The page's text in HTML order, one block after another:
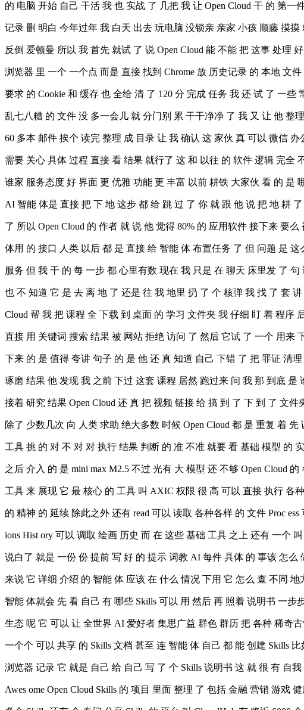
的 电脑 开始 自己 干活 我 也 实战 了 几把 我 让 Open Cloud 干 的 第一
记录 删 明白 今年过年 我 白天 出去 玩电脑 没锁亲 亲家 小孩 顺藤 摸
反倒 爱顿曼 所以 我 首先 就试 了 说 Open Cloud 能 不能 把 这事 处理
浏览器 里 一个 一个点 而是 直接 找到 Chrome 放 历史记录 的 本地 文
要求 的 Cookie 和 缓存 也 全给 清 了 120 分 完成 任务 我 还 试 了 一些
乱七八糟 的 文件 没 多一会儿 就 分门别 累 干干净净 了 我 又 让 他 整
60 多本 邮件 挨个 读完 整理 成 目录 让 我 确认 这 家伙 真 可以 微信 办
需要 关心 具体 过程 直接 看 结果 就行了 这 和 以往 的 软件 逻辑 完全
谁家 服务态度 好 界面 更 优雅 功能 更 丰富 以前 耕铁 大家伙 看 的 是
AI 智能 体是 直接 把 下 地 这步 都 给 跳 过 了 你 就 跟 他 说 把 地 耕
了 所以 Open Cloud 的 作者 就 说 他 觉得 80% 的 应用软件 接下来 要
体用 的 接口 人类 以后 都 是 直接 给 智能 体 布置任务 了 但 问题 是
服务 但 我 干 的 每 一步 都 心里有数 现在 我 只是 在 聊天 床里发 了 句
也 不 知道 它 是 去 离 地 了 还是 往 我 地里 扔 了 个 核弹 我 找 了 套
Cloud 帮 我 把 课程 全 下载 到 桌面 的 学习 文件夹 我 仔细 盯 着 程序
直接 用 关键词 搜索 结果 被 网站 拒绝 访问 了 然后 它试 了 一个 用来
下来 的 是 值得 夸讲 句子 的 是 他 还 真 知道 自己 下错 了 把 罪证 清
琢磨 结果 他 发现 我 之前 下过 这套 课程 居然 跑过来 问 我 那 到底 是
接着 研究 结果 Open Cloud 还 真 把 视频 链接 给 搞 到 了 下 到 了 文件
除了 少数几次 向 人类 求助 绝大多数 时候 Open Cloud 都 是 重复 着
工具 挑 的 对 不 对 对 执行 结果 判断 的 准 不准 就要 看 基础 模型 的
之后 介入 的 是 mini max M2.5 不过 光有 大 模型 还 不够 Open Cloud
工具 来 展现 它 最 核心 的 工具 叫 AXIC 权限 很 高 可以 直接 执行 各
的 精神 的 延续 除此之外 还有 read 可以 读取 各种各样 的 文件 Proc ess
ions Hist ory 可以 调取 绘画 历史 而 在 这些 基础 工具 之上 还有 一个
说白了 就是 一份 份 提前 写 好 的 提示 词教 AI 每件 具体 的 事该 怎么
来说 它 详细 介绍 的 智能 体 应该 在 什么 情况 下用 它 怎么 查 不同
智能 体就会 先 看 自己 有 哪些 Skills 可以 用 然后 再 照着 说明书 一步
生态 呢 它 可以 让 全世界 AI 爱好者 集思广益 群色 群历 把 各种 稀奇
一个个 可以 共享 的 Skills 文档 甚至 连 智能 体 自己 都 能 创建 Skills 比
浏览器 记录 它 就是 自己 给 自己 写 了 个 Skills 说明书 这 就 很 有 自
Awes ome Open Cloud Skills 的 项目 里面 整理 了 包括 金融 营销 游戏